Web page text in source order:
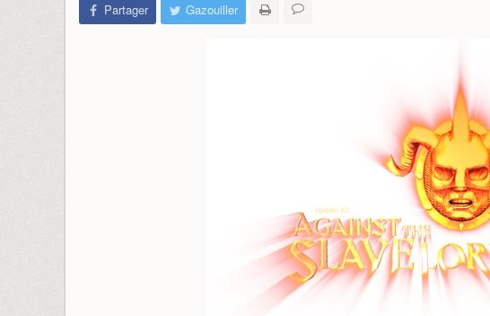
Partager Gazouiller